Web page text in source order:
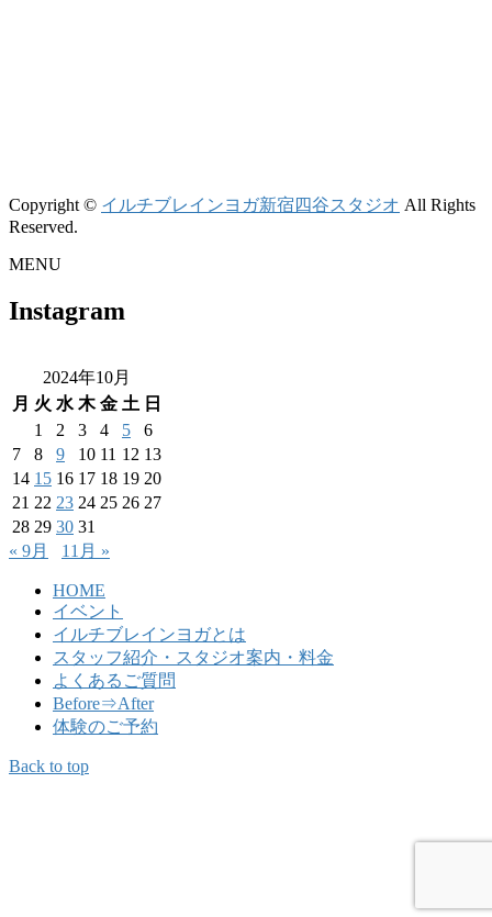
Copyright © イルチブレインヨガ新宿四谷スタジオ All Rights
Reserved.
MENU
Instagram
2024年10月
月 火 水 木 金 土 日
1
2 3 4 5
6
7
8 9 10 11 12 13
14 15 16 17 18 19 20
21 22 23 24 25 26 27
28 29 30 31
« 9月
11月 »
HOME
イベント
イルチブレインヨガとは
スタッフ紹介・スタジオ案内・料金
よくあるご質問
Before⇒After
体験のご予約
Back to top